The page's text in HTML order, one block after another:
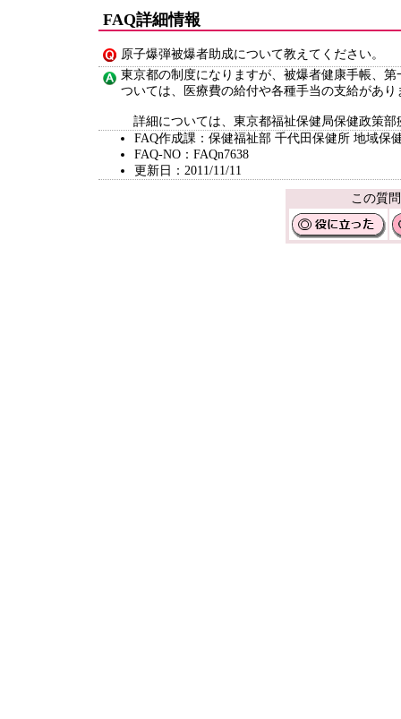
FAQ詳細情報
原子爆弾被爆者助成について教えてください。
東京都の制度になりますが、被爆者健康手帳、
ついては、医療費の給付や各種手当の支給があり
詳細については、東京都福祉保健局保健政策部
FAQ作成課：保健福祉部 千代田保健所 地域保
FAQ-NO：FAQn7638
更新日：2011/11/11
この質